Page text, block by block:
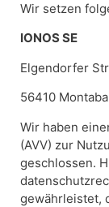
Wir setzen
IONOS SE
Elgendorfer
56410
Wir haben
(AVV) zur
geschlossen.
gewährleistet,